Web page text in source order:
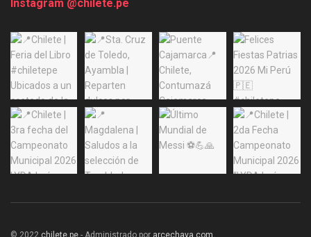
Instagram @chilete.pe
© 2022 chilete.pe - Administrado por arcechava.com